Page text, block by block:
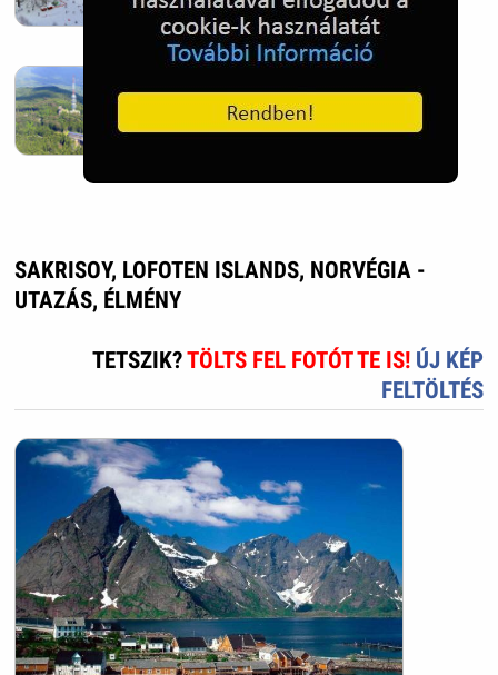
2022. Nov. 01.
2022. Nov. 01.
SAKRISOY, LOFOTEN ISLANDS, NORVÉGIA -
UTAZÁS, ÉLMÉNY
TETSZIK?TÖLTS FEL FOTÓT TE IS! ÚJ KÉP
FELTÖLTÉS